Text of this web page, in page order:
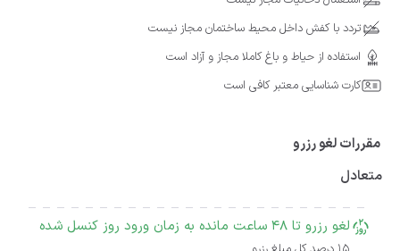
تردد با کفش داخل محیط ساختمان مجاز نیست
استفاده از حیاط و باغ کاملا مجاز و آزاد است
کارت شناسایی معتبر کافی است
مقررات لغو رزرو
متعادل
لغو رزرو تا 48 ساعت مانده به زمان ورود روز کنسل شده